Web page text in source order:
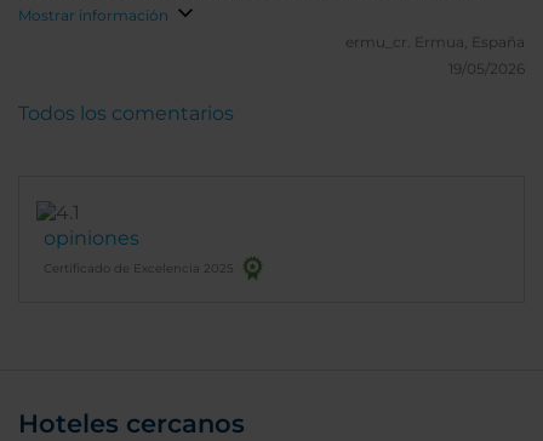
Mostrar información
ermu_cr. Ermua, España
19/05/2026
opiniones
Certificado de Excelencia 2025
Todos los comentarios
Hoteles cercanos